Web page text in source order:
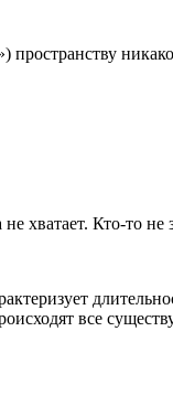
пространству
Кто-то не
все